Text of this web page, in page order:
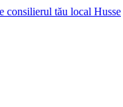
consilierul tău local Husse